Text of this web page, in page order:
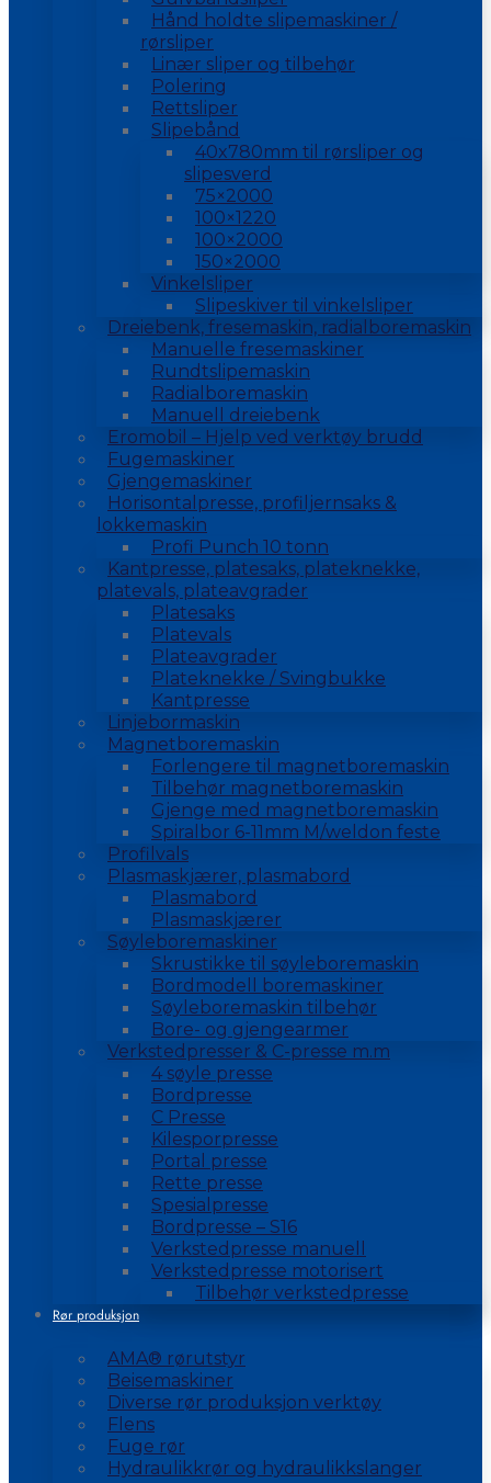
Hånd holdte slipemaskiner /
rørsliper
Linær sliper og tilbehør
Polering
Rettsliper
Slipebånd
40x780mm til rørsliper og
slipesverd
75×2000
100×1220
100×2000
150×2000
Vinkelsliper
Slipeskiver til vinkelsliper
Dreiebenk, fresemaskin, radialboremaskin
Manuelle fresemaskiner
Rundtslipemaskin
Radialboremaskin
Manuell dreiebenk
Eromobil – Hjelp ved verktøy brudd
Fugemaskiner
Gjengemaskiner
Horisontalpresse, profiljernsaks &
lokkemaskin
Profi Punch 10 tonn
Kantpresse, platesaks, plateknekke,
platevals, plateavgrader
Platesaks
Platevals
Plateavgrader
Plateknekke / Svingbukke
Kantpresse
Linjebormaskin
Magnetboremaskin
Forlengere til magnetboremaskin
Tilbehør magnetboremaskin
Gjenge med magnetboremaskin
Spiralbor 6-11mm M/weldon feste
Profilvals
Plasmaskjærer, plasmabord
Plasmabord
Plasmaskjærer
Søyleboremaskiner
Skrustikke til søyleboremaskin
Bordmodell boremaskiner
Søyleboremaskin tilbehør
Bore- og gjengearmer
Verkstedpresser & C-presse m.m
4 søyle presse
Bordpresse
C Presse
Kilesporpresse
Portal presse
Rette presse
Spesialpresse
Bordpresse – S16
Verkstedpresse manuell
Verkstedpresse motorisert
Tilbehør verkstedpresse
Rør produksjon
AMA® rørutstyr
Beisemaskiner
Diverse rør produksjon verktøy
Flens
Fuge rør
Hydraulikkrør og hydraulikkslanger